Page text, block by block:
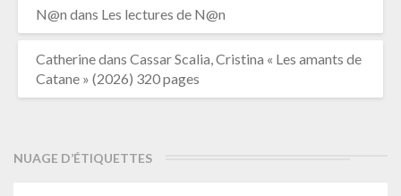
N@n dans Les lectures de N@n
Catherinedans Cassar Scalia, Cristina « Les amants de
Catane » (2026) 320 pages
NUAGE D’ÉTIQUETTES